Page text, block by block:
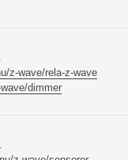
z-wave/rela-z-wave
dimmer